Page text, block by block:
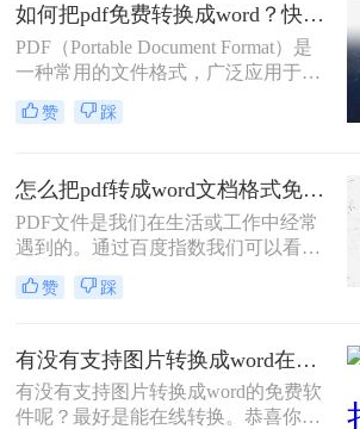
底。
如何把pdf免费转换成word？快来了解一下这些方法！
PDF（Portable Document Format）是
一种常用的文件格式，广泛应用于电
子文档的分享和传输。然而，有时候
我们需要在Word中编辑和修改这些文
用。那么如何把pdf免费转换成word
呢？本文将介绍三种免费的方法，帮
助您将PDF文件转换为Word格式。
赞 踩
怎么把pdf转成word文档格式免费？分享三个方法！
PDF文件是我们在生活或工作中经常
遇到的。通过百度指数我们可以看到
大家对怎么把pdf转成word文档格式免
费的需求越来越大。如果你想编辑或
你需要使用一些工具。那么怎么把pdf
转成word文档格式免费呢？这一次，
我想和大家分享pdf转word转换方法。
赞 踩
有没有支持图片转换成word在线转换免费的软件？
有没有支持图片转换成word的免费软
件呢？最好是能在线转换。恭喜你，